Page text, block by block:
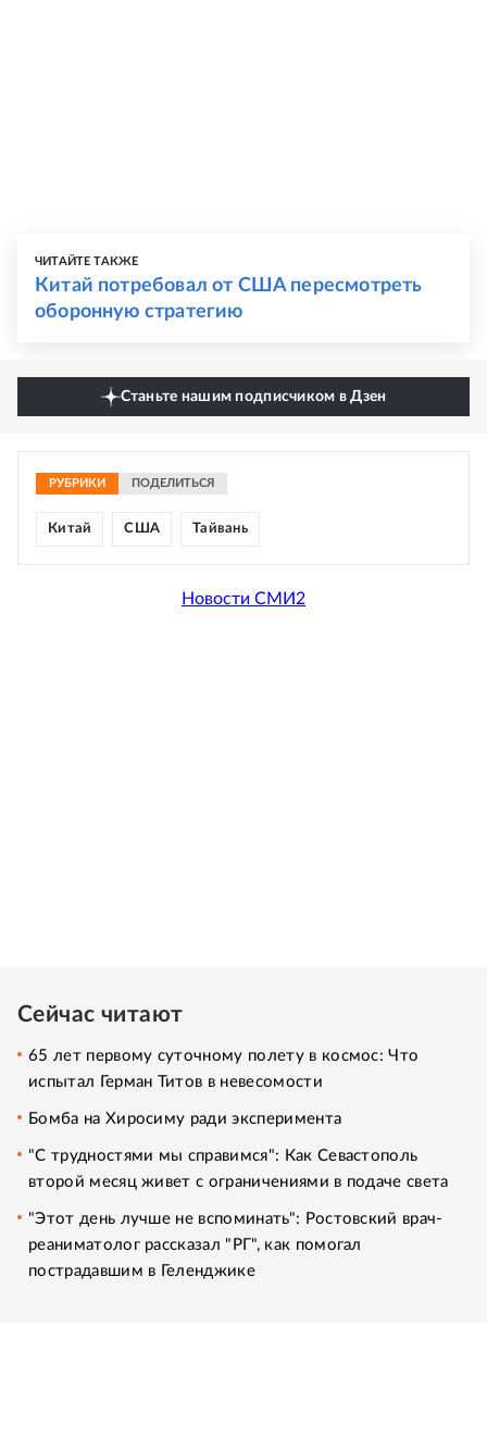
ЧИТАЙТЕ ТАКЖЕ
Китай потребовал от США пересмотреть
оборонную стратегию
Станьте нашим подписчиком в Дзен
РУБРИКИ ПОДЕЛИТЬСЯ
Китай США Тайвань
Новости СМИ2
Сейчас читают
65 лет первому суточному полету в космос: Что
испытал Герман Титов в невесомости
Бомба на Хиросиму ради эксперимента
"С трудностями мы справимся": Как Севастополь
второй месяц живет с ограничениями в подаче света
"Этот день лучше не вспоминать": Ростовский врач-
реаниматолог рассказал "РГ", как помогал
пострадавшим в Геленджике